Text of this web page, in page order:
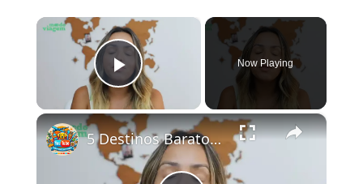
×
Play Video
Now Playing
×
5 Destinos Baratos no Brasil Para Conhecer e Amar! 🇧🇷✨